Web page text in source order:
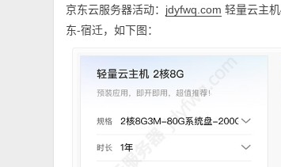
京东云服务器活动： jdyfwq.com 轻量云主
东-宿迁，如下图：